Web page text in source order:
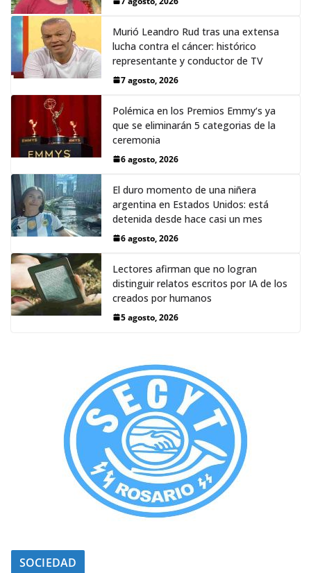
Murió Leandro Rud tras una extensa
lucha contra el cáncer: histórico
representante y conductor de TV
7 agosto, 2026
Polémica en los Premios Emmy‘s ya
que se eliminarán 5 categorias de la
ceremonia
6 agosto, 2026
El duro momento de una niñera
argentina en Estados Unidos: está
detenida desde hace casi un mes
6 agosto, 2026
Lectores afirman que no logran
distinguir relatos escritos por IA de los
creados por humanos
5 agosto, 2026
SOCIEDAD